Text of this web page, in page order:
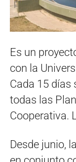
Es un
con la
Cada 15 días
todas las
Cooperativa.
Desde junio,